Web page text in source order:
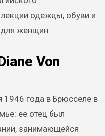
одежды, обуви и
женщин
Von
1946 года в Брюсселе в
ее отец был
занимающейся